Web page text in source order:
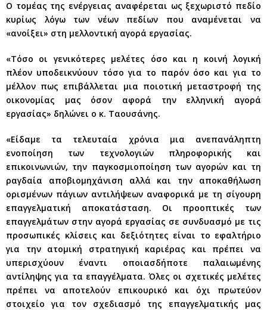
Ο τομέας της ενέργειας αναφέρεται ως ξεχωριστό πεδίο
κυρίως λόγω των νέων πεδίων που αναμένεται να
«ανοίξει» στη μελλοντική αγορά εργασίας.
«Τόσο οι γενικότερες μελέτες όσο και η κοινή λογική
πλέον υποδεικνύουν τόσο για το παρόν όσο και για το
μέλλον πως επιβάλλεται μια ποιοτική μεταστροφή της
οικονομίας μας όσον αφορά την ελληνική αγορά
εργασίας» δηλώνει ο κ. Ταουσάνης.
«Είδαμε τα τελευταία χρόνια μια ανεπανάληπτη
ενοποίηση των τεχνολογιών πληροφορικής και
επικοινωνιών, την παγκοσμιοποίηση των αγορών και τη
ραγδαία αποβιομηχάνιση αλλά και την αποκαθήλωση
ορισμένων πάγιων αντιλήψεων αναφορικά με τη σίγουρη
επαγγελματική αποκατάσταση. Οι προοπτικές των
επαγγελμάτων στην αγορά εργασίας σε συνδυασμό με τις
προσωπικές κλίσεις και δεξιότητες είναι το εφαλτήριο
για την ατομική στρατηγική καριέρας και πρέπει να
υπερισχύουν έναντι οποιασδήποτε παλαιωμένης
αντίληψης για τα επαγγέλματα. Όλες οι σχετικές μελέτες
πρέπει να αποτελούν επικουρικό και όχι πρωτεύον
στοιχείo για τον σχεδιασμό της επαγγελματικής μας